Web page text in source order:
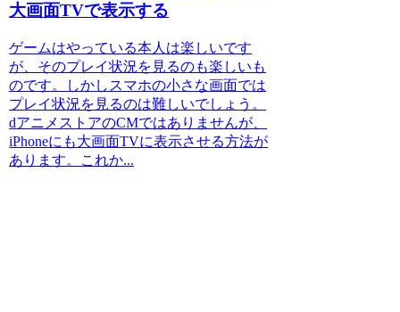
大画面TVで表示する
ゲームはやっている本人は楽しいです
が、そのプレイ状況を見るのも楽しいも
のです。しかしスマホの小さな画面では
プレイ状況を見るのは難しいでしょう。
dアニメストアのCMではありませんが、
iPhoneにも大画面TVに表示させる方法が
あります。これか...